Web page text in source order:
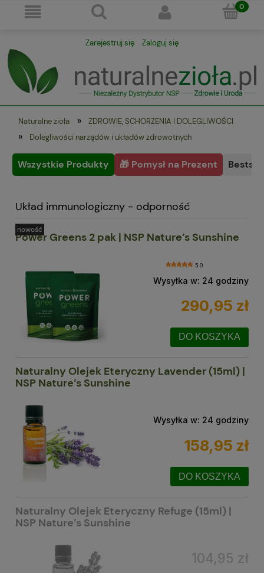
Zarejestruj się Zaloguj się
Naturalne zioła » ZDROWIE, SCHORZENIA I DOLEGLIWOŚCI
» Dolegliwości narządów i układów zdrowotnych
Wszystkie Produkty 🎁 Pomysł na Prezent
Układ immunologiczny - odporność
Power Greens 2 pak | NSP Nature’s Sunshine
5.0
Wysyłka w: 24 godziny
290,95 zł
DO KOSZYKA
nowość
Naturalny Olejek Eteryczny Lavender (15ml) |
NSP Nature’s Sunshine
Wysyłka w: 24 godziny
158,95 zł
DO KOSZYKA
Naturalny Olejek Eteryczny Refuge (15ml) |
NSP Nature’s Sunshine
104,95 zł